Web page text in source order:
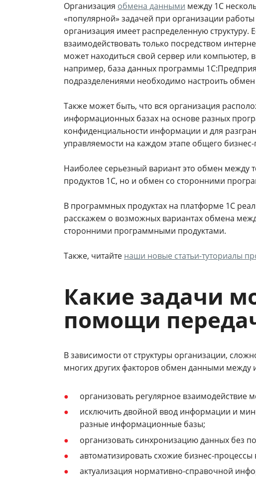
Организация обмена данными между 1С
«популярной» задачей при организации
организация имеет распределенную структуру.
взаимодействовать только посредством
может находиться свой сервер или
например, база данных программы
подразделениями необходимо настроить
Также может быть, что вся организация
информационных базах на основе разных
конфиденциальности информации и для
управляемости на каждом этапе общего
Наиболее серьезный вариант это обмен между
продуктов 1С, но и обмен со сторонними
В программных продуктах на платформе 1С
расскажем о возможных вариантах обмена
сторонними программными продуктами.
Также, читайте наши новые статьи-туториалы
Какие задачи
помощи
В зависимости от структуры организации,
многих других факторов обмен данными
организовать регулярное
исключить двойной ввод информации и
разные информационные базы;
организовать синхронизацию данных без
автоматизировать схожие бизнес-
актуализация нормативно-справочной